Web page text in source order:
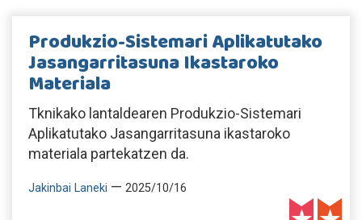
Produkzio-Sistemari Aplikatutako
Jasangarritasuna Ikastaroko
Materiala
Tknikako lantaldearen Produkzio-Sistemari
Aplikatutako Jasangarritasuna ikastaroko
materiala partekatzen da.
Jakinbai Laneki — 2025/10/16